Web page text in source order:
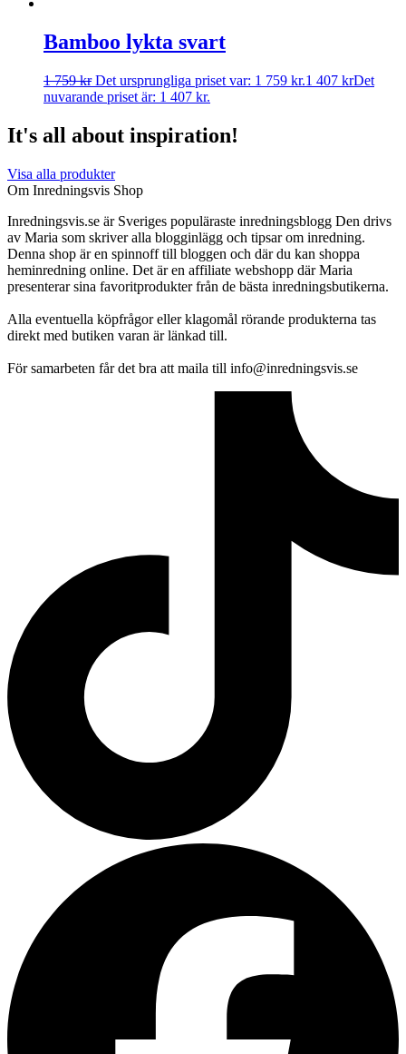
Bamboo lykta svart
1 759kr Det ursprungliga priset var: 1 759 kr.1 407 krDet
nuvarande priset är: 1 407 kr.
It's all about inspiration!
Visa alla produkter
Om Inredningsvis Shop
Inredningsvis.se är Sveriges populäraste inredningsblogg Den drivs
av Maria som skriver alla blogginlägg och tipsar om inredning.
Denna shop är en spinnoff till bloggen och där du kan shoppa
heminredning online. Det är en affiliate webshopp där Maria
presenterar sina favoritprodukter från de bästa inredningsbutikerna.
Alla eventuella köpfrågor eller klagomål rörande produkterna tas
direkt med butiken varan är länkad till.
För samarbeten får det bra att maila till info@inredningsvis.se